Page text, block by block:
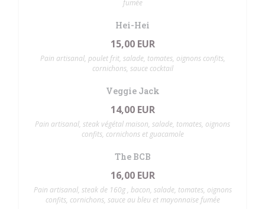
fumée
Hei-Hei
15,00 EUR
Pain artisanal, poulet frit, salade, tomates, oignons confits,
cornichons, sauce cocktail
Veggie Jack
14,00 EUR
Pain artisanal, steak végétal maison, salade, tomates, oignons
confits, cornichons et guacamole
The BCB
16,00 EUR
Pain artisanal, steak de 160g , bacon, salade, tomates, oignons
confits, cornichons, sauce au bleu et mayonnaise fumée